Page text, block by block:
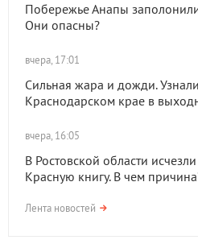
Побережье Анапы
Они опасны?
вчера, 17:01
Сильная жара и дожди.
Краснодарском крае в
вчера, 16:05
В Ростовской области
Красную книгу. В чем
Лента новостей